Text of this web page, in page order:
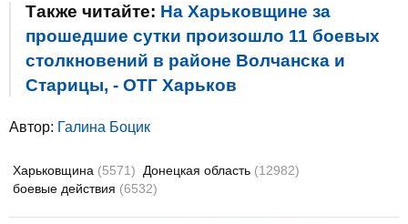
Также читайте: На Харьковщине за
прошедшие сутки произошло 11 боевых
столкновений в районе Волчанска и
Старицы, - ОТГ Харьков
Автор: Галина Боцик
Харьковщина (5571) Донецкая область (12982)
боевые действия (6532)